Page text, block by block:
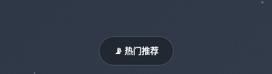
📡 热门推荐